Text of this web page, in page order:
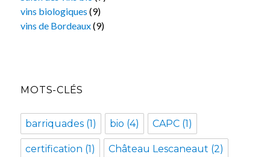
vins biologiques (9)
vins de Bordeaux(9)
MOTS-CLÉS
barriquades (1) bio (4) CAPC (1)
certification (1) Château Lescaneaut (2)